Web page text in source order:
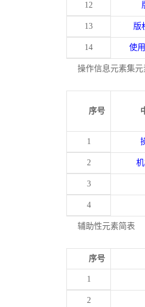
12
13 版
14 使
操作信息元素集
序号
1
2
3
4
辅助性元素简表
序号
1
2